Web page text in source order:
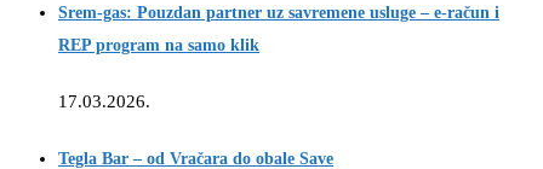
Srem-gas: Pouzdan partner uz savremene usluge – e-račun i
REP program na samo klik
17.03.2026.
Tegla Bar – od Vračara do obale Save